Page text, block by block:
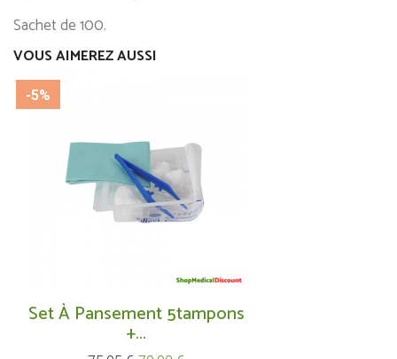
Sachet de 100.
VOUS AIMEREZ AUSSI
Set À Pansement 5tampons
+...
-5%